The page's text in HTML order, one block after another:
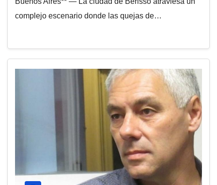
complejo escenario donde las quejas de…